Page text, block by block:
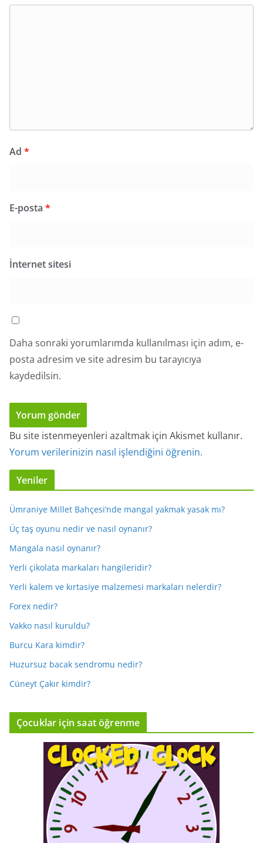
Ad *
E-posta *
İnternet sitesi
Daha sonraki yorumlarımda kullanılması için adım, e-
posta adresim ve site adresim bu tarayıcıya
kaydedilsin.
Bu site istenmeyenleri azaltmak için Akismet kullanır.
Yorum verilerinizin nasıl işlendiğini öğrenin.
Yeniler
Ümraniye Millet Bahçesi’nde mangal yakmak yasak mı?
Üç taş oyunu nedir ve nasıl oynanır?
Mangala nasıl oynanır?
Yerli çikolata markaları hangileridir?
Yerli kalem ve kırtasiye malzemesi markaları nelerdir?
Forex nedir?
Vakko nasıl kuruldu?
Burcu Kara kimdir?
Huzursuz bacak sendromu nedir?
Cüneyt Çakır kimdir?
Çocuklar için saat öğrenme